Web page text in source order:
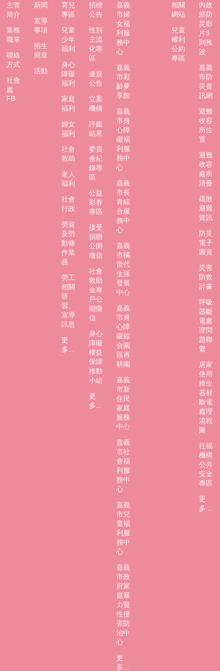
主管
簡介
業務
職掌
聯絡
方式
社會
處
FB
新聞
宣導
事項
招生
簡章
活動
育兒
專區
兒童
少年
福利
身心
障礙
福利
家庭
福利
婦女
福利
社會
救助
老人
福利
社會
行政
勞資
及勞
動條
件業
務
勞工
相關
研
習、
宣導
訊息
更
多...
招標
公告
性別
主流
化專
區
違規
公告
立案
機構
評鑑
結果
委員
會紀
錄專
區
公益
彩券
專區
接受
捐贈
公開
徵信
社會
救助
金專
戶公
開徵
信
身心
障礙
權益
保障
推動
小組
更
多...
嘉義
市婦
女福
利服
務中
心
嘉義
市彩
齡夢
享館
嘉義
市身
心障
礙福
利服
務中
心
嘉義
市長
青綜
合服
務中
心
嘉義
市橘
世代
生涯
發展
中心
嘉義
市身
心障
礙綜
合園
區再
耕園
嘉義
市新
住民
家庭
服務
中心
嘉義
市社
會福
利服
務中
心
嘉義
市兒
童福
利服
務中
心
嘉義
市政
府家
庭暴
力暨
性侵
害防
治中
心
更
多...
相關
網站
兒童
權利
公約
專區
內政
部防
災影
片3
則推
波
嘉義
市防
災資
訊網
避難
收容
所位
置
避難
收容
處所
清冊
疏散
避難
資訊
防災
電子
圖資
災害
防救
計畫
呼吸
器斷
電處
理問
題聯
繫
居家
使用
維生
器材
斷電
處理
流程
圖
社福
機構
公共
安全
專區
更
多...